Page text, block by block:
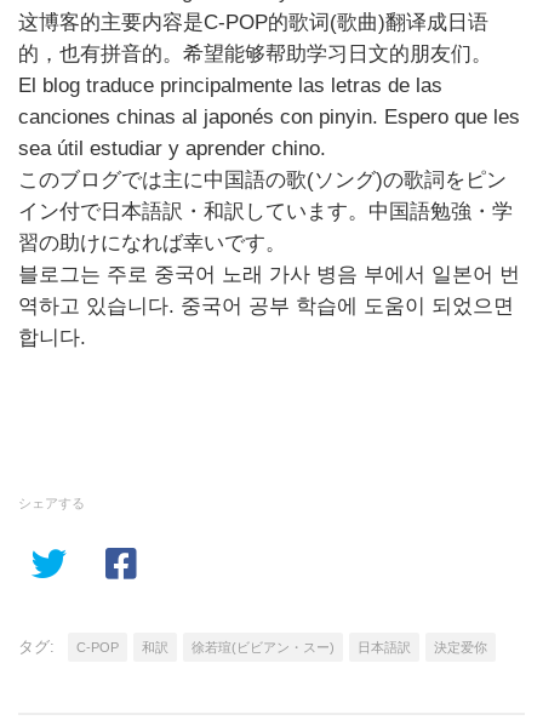
这博客的主要内容是C-POP的歌词(歌曲)翻译成日语
的，也有拼音的。希望能够帮助学习日文的朋友们。
El blog traduce principalmente las letras de las
canciones chinas al japonés con pinyin. Espero que les
sea útil estudiar y aprender chino.
このブログでは主に中国語の歌(ソング)の歌詞をピン
イン付で日本語訳・和訳しています。中国語勉強・学
習の助けになれば幸いです。
블로그는 주로 중국어 노래 가사 병음 부에서 일본어 번
역하고 있습니다. 중국어 공부 학습에 도움이 되었으면
합니다.
シェアする
タグ: C-POP 和訳 徐若瑄(ビビアン・スー) 日本語訳 決定爱你